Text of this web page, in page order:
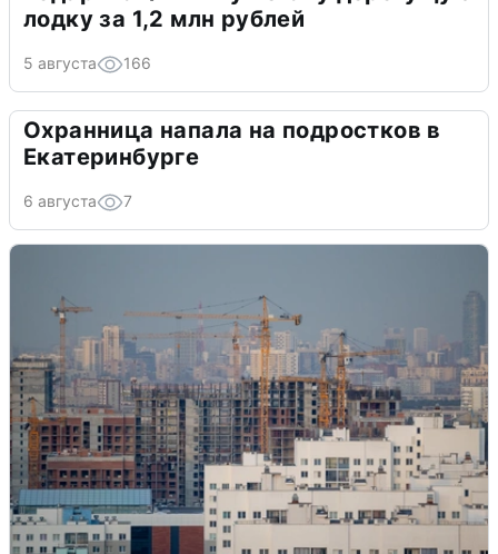
лодку за 1,2 млн рублей
5 августа 166
Охранница напала на подростков в
Екатеринбурге
6 августа 7